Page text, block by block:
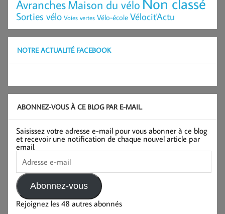
AvranchesMaison du vélo
Sorties vélo Voies vertes Vélo-école Vélocit'Actu
NOTRE ACTUALITÉ FACEBOOK
ABONNEZ-VOUS À CE BLOG PAR E-MAIL.
Saisissez votre adresse e-mail pour vous abonner à ce blog
et recevoir une notification de chaque nouvel article par
email.
Adresse
e-
mail
Abonnez-vous
Rejoignez les 48 autres abonnés